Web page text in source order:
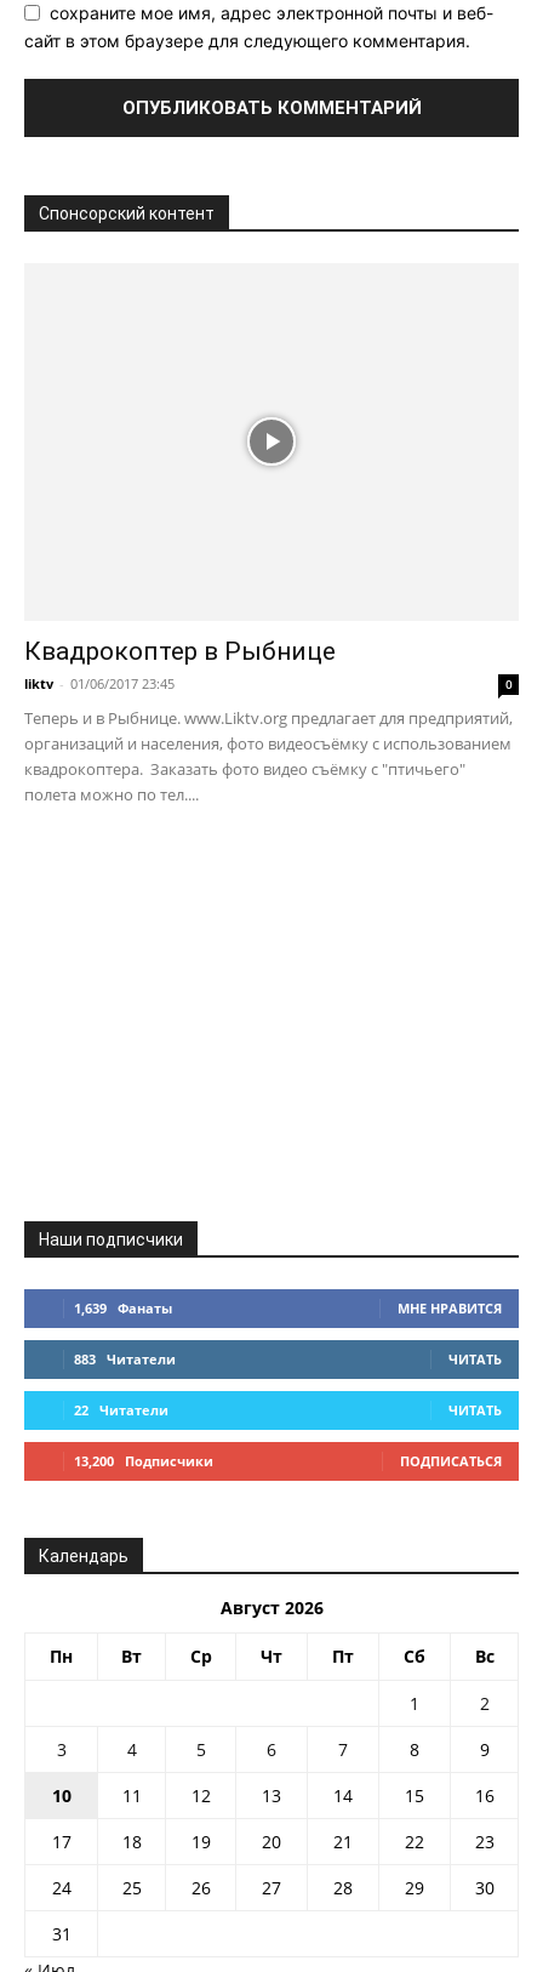
сохраните мое имя, адрес электронной почты и веб-
сайт в этом браузере для следующего комментария.
Спонсорский контент
Квадрокоптер в Рыбнице
liktv - 01/06/2017 23:45 0
Теперь и в Рыбнице. www.Liktv.org предлагает для предприятий,
организаций и населения, фото видеосъёмку с использованием
квадрокоптера. Заказать фото видео съёмку с "птичьего"
полета можно по тел....
Наши подписчики
1,639 Фанаты МНЕ НРАВИТСЯ
883 Читатели ЧИТАТЬ
22 Читатели ЧИТАТЬ
13,200 Подписчики ПОДПИСАТЬСЯ
Календарь
Август 2026
Пн Вт Ср Чт Пт Сб Вс
1
2
3
4 5 6 7 8
9
10
11 12 13 14 15
16
17
18 19 20 21 22
23
24
25 26 27 28 29
30
31